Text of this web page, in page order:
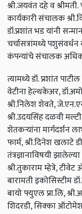
श्री.जयवंत दहे व
कार्यकारी संचालक
डॉ.प्रशांत भड यांनी
चर्चासत्रांमध्ये
कंपन्यांचे संचालक
त्यामध्ये डॉ. प्रशांत
वेटीना हेल्थकेअर,
श्री.निलेश शेवते,
श्री.उदयसिंह दळवी
शेतकऱ्यांना मार्गदर्शन
फार्म, श्री.दिनेश खलाटे
तंत्रज्ञानाविषयी
श्री.तुकाराम म्हेत्रे,
बारामती इकोसिस्टीम
बायो फ्युएल प्रा.लि,
शिदरडी, सिक्का